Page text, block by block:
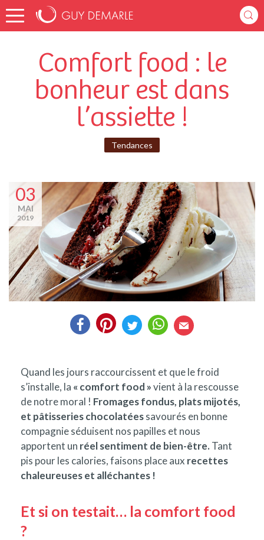
Comfort food : le
bonheur est dans
l’assiette !
Tendances
03
MAI
2019
Quand les jours raccourcissent et que le froid
s’installe, la « comfort food »vient à la rescousse
de notre moral ! Fromages fondus, plats mijotés,
et pâtisseries chocolatéessavourés en bonne
compagnie séduisent nos papilles et nous
apportent un réel sentiment de bien-être.Tant
pis pour les calories, faisons place aux recettes
chaleureuses et alléchantes !
Et si on testait… la comfort food
?